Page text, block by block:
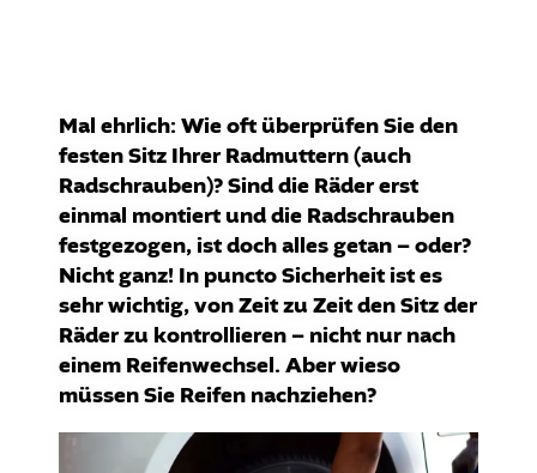
Mal ehrlich: Wie oft überprüfen Sie den
festen Sitz Ihrer Radmuttern (auch
Radschrauben)? Sind die Räder erst
einmal montiert und die Radschrauben
festgezogen, ist doch alles getan – oder?
Nicht ganz! In puncto Sicherheit ist es
sehr wichtig, von Zeit zu Zeit den Sitz der
Räder zu kontrollieren – nicht nur nach
einem Reifenwechsel. Aber wieso
müssen Sie Reifen nachziehen?